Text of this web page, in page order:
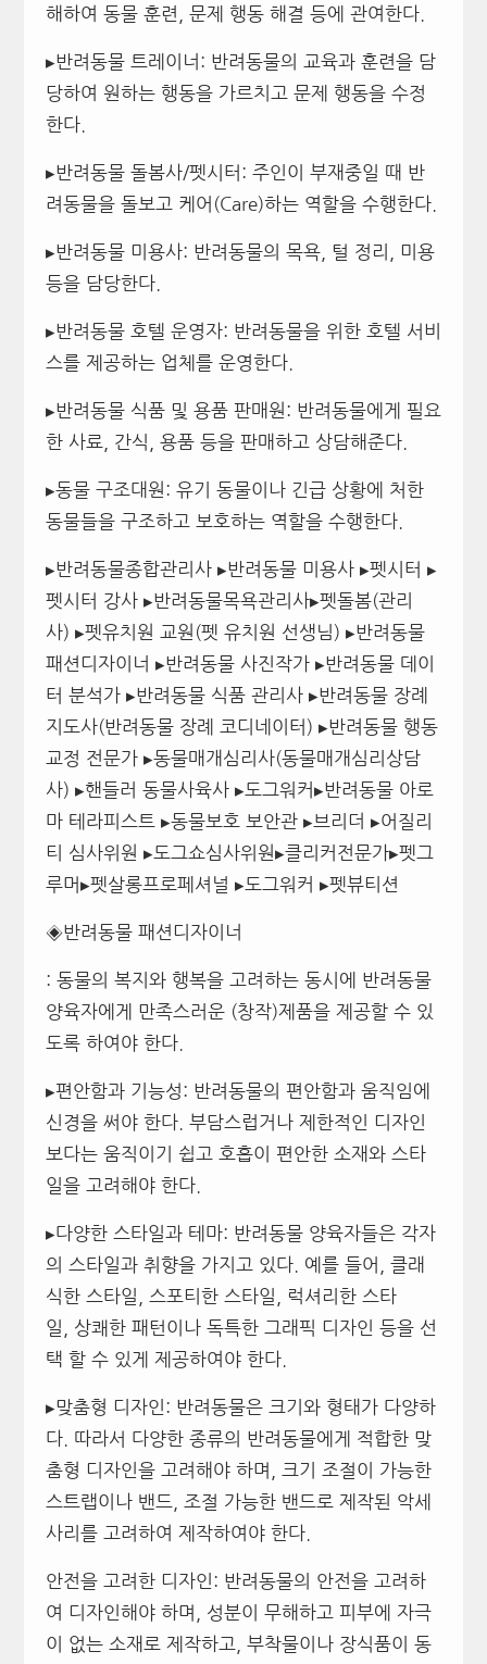
해하여 동물 훈련, 문제 행동 해결 등에 관여한다.
▸반려동물 트레이너: 반려동물의 교육과 훈련을 담
당하여 원하는 행동을 가르치고 문제 행동을 수정
한다.
▸반려동물 돌봄사/펫시터: 주인이 부재중일 때 반
려동물을 돌보고 케어(Care)하는 역할을 수행한다.
▸반려동물 미용사: 반려동물의 목욕, 털 정리, 미용
등을 담당한다.
▸반려동물 호텔 운영자: 반려동물을 위한 호텔 서비
스를 제공하는 업체를 운영한다.
▸반려동물 식품 및 용품 판매원: 반려동물에게 필요
한 사료, 간식, 용품 등을 판매하고 상담해준다.
▸동물 구조대원: 유기 동물이나 긴급 상황에 처한
동물들을 구조하고 보호하는 역할을 수행한다.
▸반려동물종합관리사 ▸반려동물 미용사 ▸펫시터 ▸
펫시터 강사 ▸반려동물목욕관리사▸펫돌봄(관리
사) ▸펫유치원 교원(펫 유치원 선생님) ▸반려동물
패션디자이너 ▸반려동물 사진작가 ▸반려동물 데이
터 분석가 ▸반려동물 식품 관리사 ▸반려동물 장례
지도사(반려동물 장례 코디네이터) ▸반려동물 행동
교정 전문가 ▸동물매개심리사(동물매개심리상담
사) ▸핸들러 동물사육사 ▸도그워커▸반려동물 아로
마 테라피스트 ▸동물보호 보안관 ▸브리더 ▸어질리
티 심사위원 ▸도그쇼심사위원▸클리커전문가▸펫그
루머▸펫살롱프로페셔널 ▸도그워커 ▸펫뷰티션
◈반려동물 패션디자이너
: 동물의 복지와 행복을 고려하는 동시에 반려동물
양육자에게 만족스러운 (창작)제품을 제공할 수 있
도록 하여야 한다.
▸편안함과 기능성: 반려동물의 편안함과 움직임에
신경을 써야 한다. 부담스럽거나 제한적인 디자인
보다는 움직이기 쉽고 호흡이 편안한 소재와 스타
일을 고려해야 한다.
▸다양한 스타일과 테마: 반려동물 양육자들은 각자
의 스타일과 취향을 가지고 있다. 예를 들어, 클래
식한 스타일, 스포티한 스타일, 럭셔리한 스타
일, 상쾌한 패턴이나 독특한 그래픽 디자인 등을 선
택 할 수 있게 제공하여야 한다.
▸맞춤형 디자인: 반려동물은 크기와 형태가 다양하
다. 따라서 다양한 종류의 반려동물에게 적합한 맞
춤형 디자인을 고려해야 하며, 크기 조절이 가능한
스트랩이나 밴드, 조절 가능한 밴드로 제작된 악세
사리를 고려하여 제작하여야 한다.
안전을 고려한 디자인: 반려동물의 안전을 고려하
여 디자인해야 하며, 성분이 무해하고 피부에 자극
이 없는 소재로 제작하고, 부착물이나 장식품이 동